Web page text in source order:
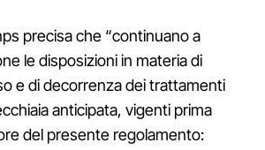
precisa che “continuano a
le disposizioni in materia di
e di decorrenza dei trattamenti
anticipata, vigenti prima
del presente regolamento: